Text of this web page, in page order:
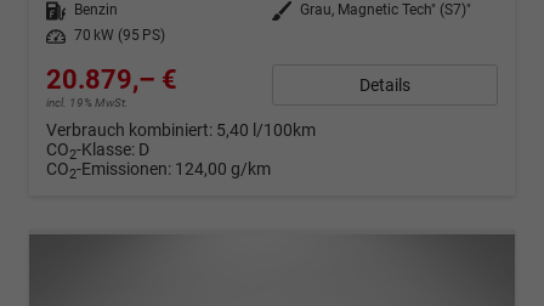
Kraftstoff
Benzin Außenfarbe
Grau, Magnetic Tech" (S7)"
Leistung
70 kW (95 PS)
20.879,– €
incl. 19% MwSt.
Details
Verbrauch kombiniert: 5,40 l/100km
CO2-Klasse: D
CO2-Emissionen: 124,00 g/km